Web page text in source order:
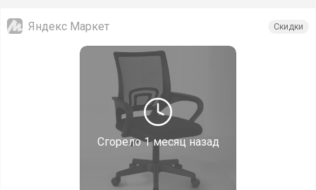
Сгорело1 месяц назад
Яндекс Маркет Скидки